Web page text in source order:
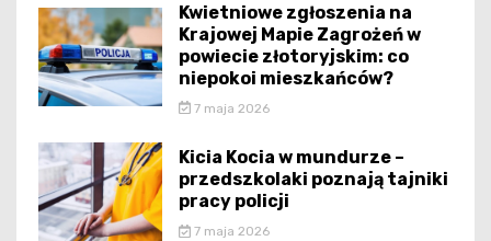
Kwietniowe zgłoszenia na
Krajowej Mapie Zagrożeń w
powiecie złotoryjskim: co
niepokoi mieszkańców?
7 maja 2026
Kicia Kocia w mundurze –
przedszkolaki poznają tajniki
pracy policji
7 maja 2026